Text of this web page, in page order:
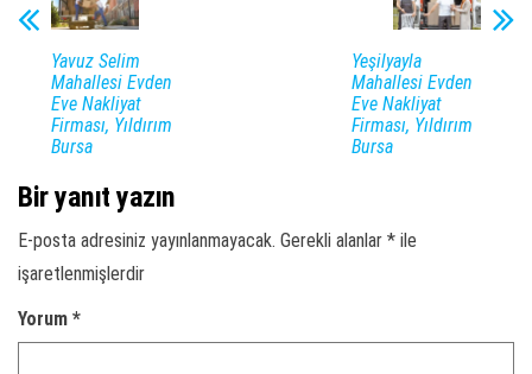
Yavuz Selim
Mahallesi Evden
Eve Nakliyat
Firması, Yıldırım
Bursa
Yeşilyayla
Mahallesi Evden
Eve Nakliyat
Firması, Yıldırım
Bursa
Bir yanıt yazın
E-posta adresiniz yayınlanmayacak. Gerekli alanlar * ile
işaretlenmişlerdir
Yorum *